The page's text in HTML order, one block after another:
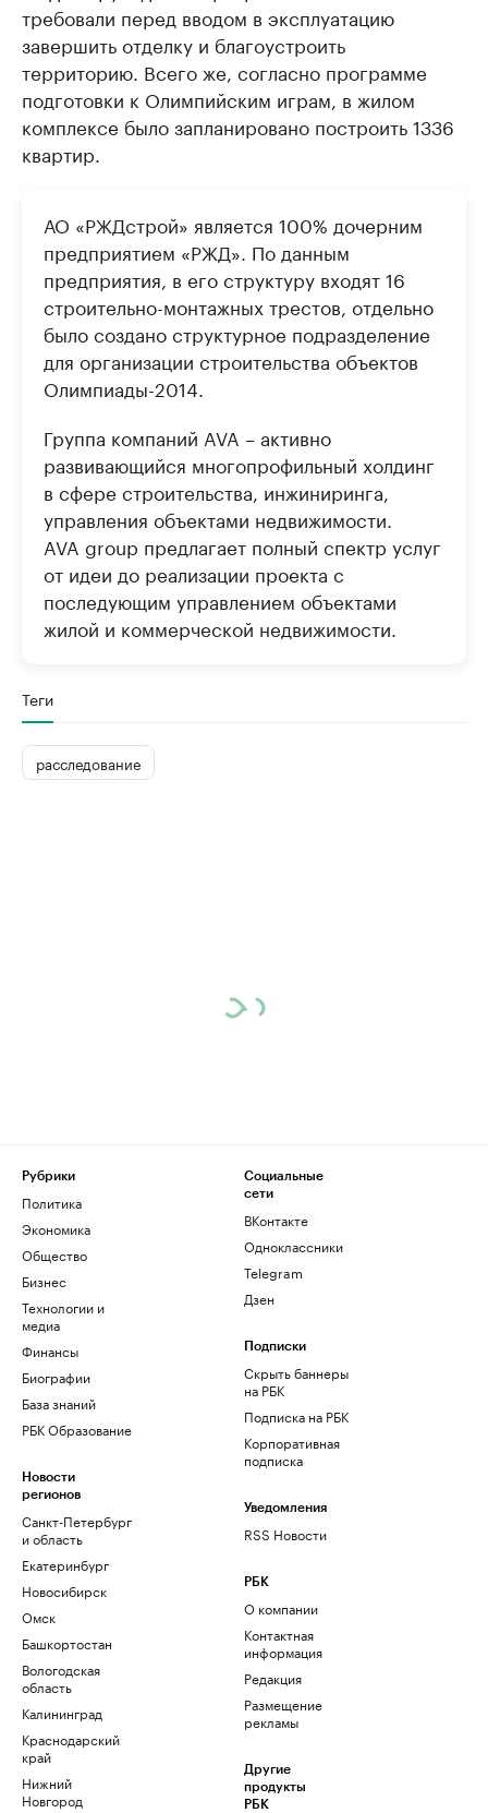
требовали перед вводом в эксплуатацию
завершить отделку и благоустроить
территорию. Всего же, согласно программе
подготовки к Олимпийским играм, в жилом
комплексе было запланировано построить 1336
квартир.
АО «РЖДстрой» является 100% дочерним
предприятием «РЖД». По данным
предприятия, в его структуру входят 16
строительно-монтажных трестов, отдельно
было создано структурное подразделение
для организации строительства объектов
Олимпиады-2014.
Группа компаний AVA – активно
развивающийся многопрофильный холдинг
в сфере строительства, инжиниринга,
управления объектами недвижимости.
AVA group предлагает полный спектр услуг
от идеи до реализации проекта с
последующим управлением объектами
жилой и коммерческой недвижимости.
Теги
расследование
Рубрики
Политика
Экономика
Общество
Бизнес
Технологии и
медиа
Финансы
Биографии
База знаний
РБК Образование
Новости
регионов
Санкт-Петербург
и область
Екатеринбург
Новосибирск
Омск
Башкортостан
Вологодская
область
Калининград
Краснодарский
край
Нижний
Новгород
Социальные
сети
ВКонтакте
Одноклассники
Telegram
Дзен
Подписки
Скрыть баннеры
на РБК
Подписка на РБК
Корпоративная
подписка
Уведомления
RSS Новости
РБК
О компании
Контактная
информация
Редакция
Размещение
рекламы
Другие
продукты
РБК